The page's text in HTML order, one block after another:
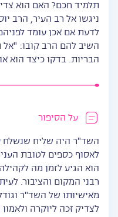
תלמיד חכם? האם הוא
ניגשו אל רב העיר, הרב
לדעת אם אכן עומד
השיב להם הרב קובו: "אל
הבריות. בדקו כיצד הוא
על הסיפור
השד"ר היה שליח שנשלח
לאסוף כספים לטובת
הוא הגיע לזמן מה
רבני המקום והציבור.
מאישיותו של השד"ר
לצדיק זכה ליוקרה